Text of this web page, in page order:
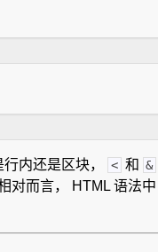
内还是区块， < 和 &
对而言， HTML 语法